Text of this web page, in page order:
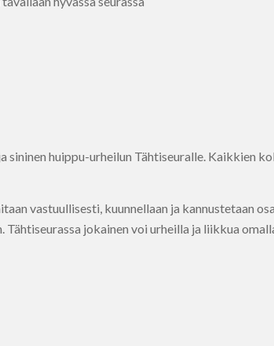
huippu-urheilun Tähtiseuralle. Kaikkien
vastuullisesti, kuunnellaan ja kannustetaan
jokainen voi urheilla ja liikkua